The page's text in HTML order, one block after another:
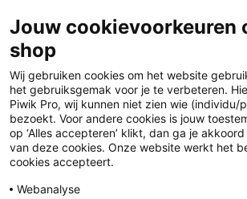
Disclaimer
Jouw cookievoorkeuren
shop
Wij gebruiken cookies om het website
het gebruiksgemak voor je te verbeteren.
Piwik Pro, wij kunnen niet zien wie (individu/
bezoekt. Voor andere cookies is jouw
op ‘Alles accepteren’ klikt, dan ga je
van deze cookies. Onze website werkt het
cookies accepteert.
Webanalyse